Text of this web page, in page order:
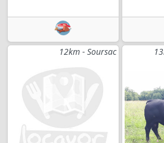
12km - Soursac